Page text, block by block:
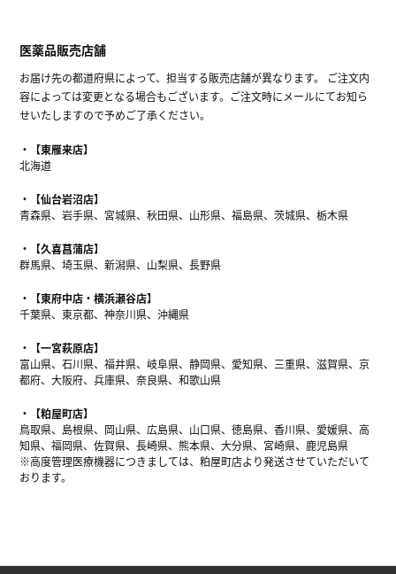
医薬品販売店舗
お届け先の都道府県によって、担当する販売店舗が異なります。 ご注文内
容によっては変更となる場合もございます。ご注文時にメールにてお知ら
せいたしますので予めご了承ください。
【東雁来店】
北海道
【仙台岩沼店】
青森県、岩手県、宮城県、秋田県、山形県、福島県、茨城県、栃木県
【久喜菖蒲店】
群馬県、埼玉県、新潟県、山梨県、長野県
【東府中店・横浜瀬谷店】
千葉県、東京都、神奈川県、沖縄県
【一宮萩原店】
富山県、石川県、福井県、岐阜県、静岡県、愛知県、三重県、滋賀県、京
都府、大阪府、兵庫県、奈良県、和歌山県
【粕屋町店】
鳥取県、島根県、岡山県、広島県、山口県、徳島県、香川県、愛媛県、高
知県、福岡県、佐賀県、長崎県、熊本県、大分県、宮崎県、鹿児島県
※高度管理医療機器につきましては、粕屋町店より発送させていただいて
おります。